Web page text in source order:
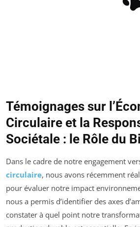
Témoignages sur
Circulaire et la
Sociétale : le Rôle du
Dans le cadre de notre engagement
circulaire, nous avons récemment
pour évaluer notre impact
nous a permis d’identifier des axes
constater à quel point notre